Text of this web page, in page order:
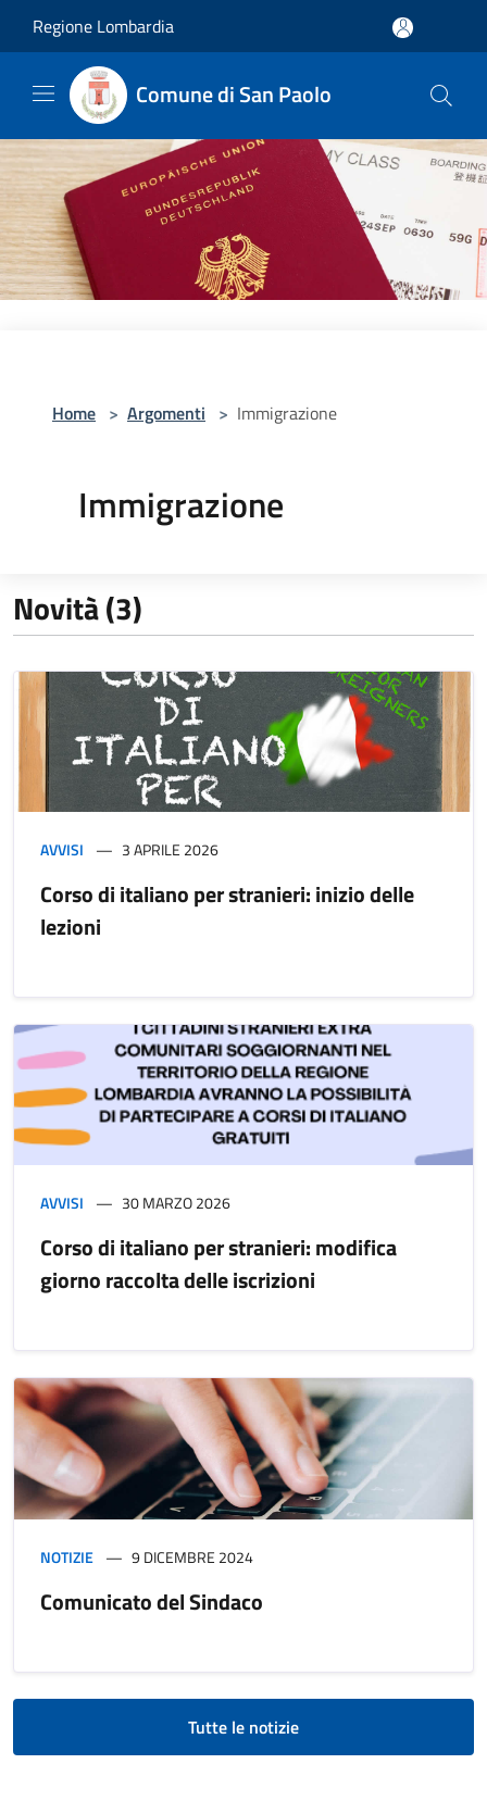
Regione Lombardia
Comune di San Paolo
Home > Argomenti > Immigrazione
Immigrazione
Novità (3)
AVVISI 3 APRILE 2026
Corso di italiano per stranieri: inizio delle
lezioni
AVVISI 30 MARZO 2026
Corso di italiano per stranieri: modifica
giorno raccolta delle iscrizioni
NOTIZIE 9 DICEMBRE 2024
Comunicato del Sindaco
Tutte le notizie